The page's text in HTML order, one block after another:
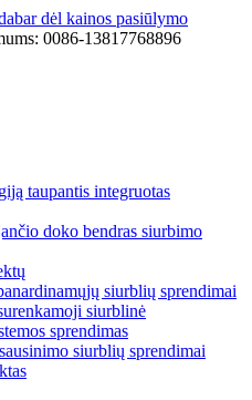
dėl kainos pasiūlymo
0086-13817768896
taupantis integruotas
doko bendras siurbimo
siurblių sprendimai
siurblinė
sprendimas
siurblių sprendimai